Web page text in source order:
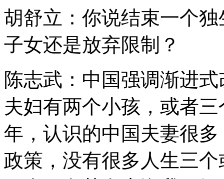
胡舒立：你说结束一个
子女还是放弃限制？
陈志武：中国强调渐进
夫妇有两个小孩，或者
年，认识的中国夫妻很
政策，没有很多人生三